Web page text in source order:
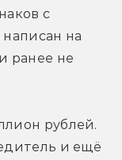
с
на
ранее не
рублей.
и ещё